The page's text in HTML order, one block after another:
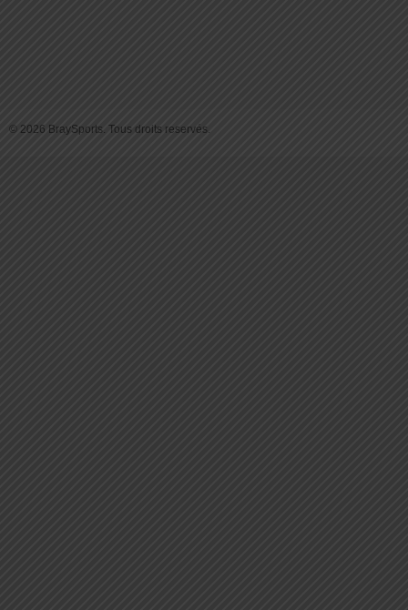
© 2026 BraySports. Tous droits reservés.